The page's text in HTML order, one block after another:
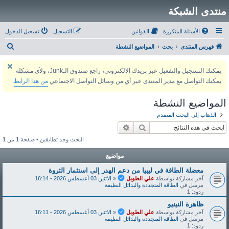
منتدى الشبكة
الأسئلة المتكررة القوانين تسجيل الدخول التسجيل
فهرس المنتدى بحث المواضيع النشطة
يمكنك التسجيل والتفعيل عبر بريدك الالكتروني، راجع صندوق الـJunk، ولأي مشكلة
يمكنك التواصل مع مدير المنتدى عبر أي من وسائل التواصل الاجتماعي من هذا الرابط.
المواضيع النشطة
الذهاب إلى البحث المتقدم
بحث
البحث وجد تطابقين • صفحة 1 من 1
مواضيع
معضلة الطاقة في ليبيا من دعم الهدر إلى استثمار الثروة
آخر مشاركة بواسطة علي الطويل « الاثنين 03 أغسطس 2026 - 16:14
مرسل في الطاقة المتجددة والبدائل النظيفة
ردود: 1
ظاهرة النينيو
آخر مشاركة بواسطة علي الطويل « الاثنين 03 أغسطس 2026 - 16:11
مرسل في الطاقة المتجددة والبدائل النظيفة
ردود: 1